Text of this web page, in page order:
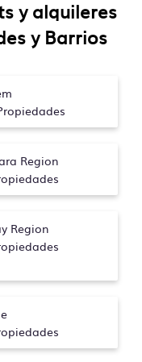
y alquileres
y Barrios
Region
Region